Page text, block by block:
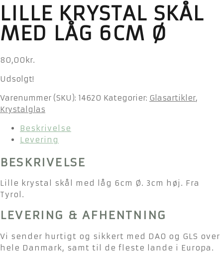
LILLE KRYSTAL SKÅL
MED LÅG 6CM Ø
80,00 kr.
Udsolgt!
Varenummer (SKU): 14620 Kategorier: Glasartikler,
Krystalglas
Beskrivelse
Levering
BESKRIVELSE
Lille krystal skål med låg 6cm Ø. 3cm høj. Fra
Tyrol.
LEVERING & AFHENTNING
Vi sender hurtigt og sikkert med DAO og GLS over
hele Danmark, samt til de fleste lande i Europa.